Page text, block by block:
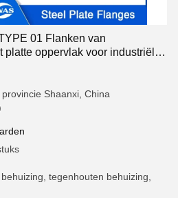
01 Flanken van
platte oppervlak voor industriële
Shaanxi, China
tegenhouten behuizing,